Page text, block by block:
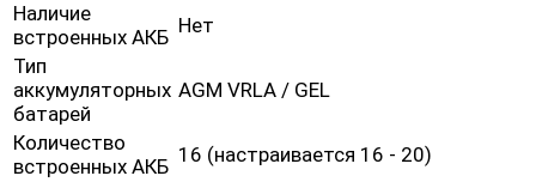
Наличие
встроенных АКБ Нет
Тип
аккумуляторных
батарей
AGM VRLA / GEL
Количество
встроенных АКБ 16 (настраивается 16 - 20)